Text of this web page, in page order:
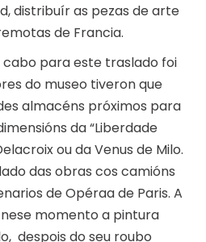
distribuír as pezas de arte
de Francia.
para este traslado foi
do museo tiveron que
almacéns próximos para
da “Liberdade
ou da Venus de Milo.
das obras cos camións
de Opéraa de Paris. A
momento a pintura
despois do seu roubo